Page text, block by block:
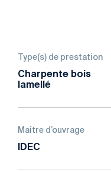
Type(s) de prestation
Charpente bois
lamellé
Maitre d’ouvrage
IDEC